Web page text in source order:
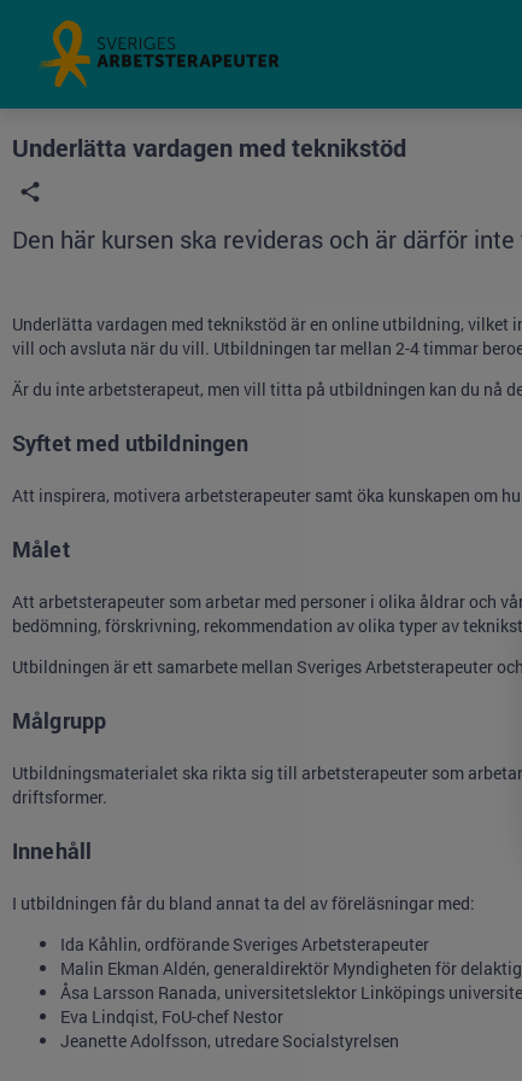
Grade
Portal
Underlätta vardagen med teknikstöd
Den här kursen ska revideras och är därför
Underlätta vardagen med teknikstöd är en online utbildning, vilket
vill och avsluta när du vill. Utbildningen tar mellan 2-4 timmar
Är du inte arbetsterapeut, men vill titta på utbildningen kan du nå
Syftet med utbildningen
Att inspirera, motivera arbetsterapeuter samt öka kunskapen om
Målet
Att arbetsterapeuter som arbetar med personer i olika åldrar och
bedömning, förskrivning, rekommendation av olika typer av
Utbildningen är ett samarbete mellan Sveriges Arbetsterapeuter
Målgrupp
Utbildningsmaterialet ska rikta sig till arbetsterapeuter som
driftsformer.
Innehåll
I utbildningen får du bland annat ta del av föreläsningar med:
Ida Kåhlin, ordförande Sveriges Arbetsterapeuter
Malin Ekman Aldén, generaldirektör Myndigheten för
Åsa Larsson Ranada, universitetslektor Linköpings
Eva Lindqist, FoU-chef Nestor
Jeanette Adolfsson, utredare Socialstyrelsen